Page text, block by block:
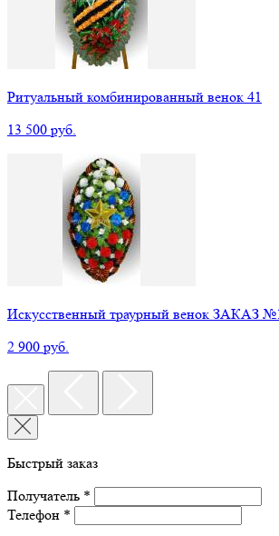
Ритуальный комбинированный венок 41
13 500 руб.
Искусственный траурный венок ЗАКАЗ
2 900 руб.
Быстрый заказ
Получатель *
Телефон *